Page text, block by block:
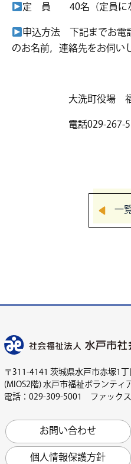
定 員 40名（定員にな
申込方法 下記までお電
のお名前，連絡先をお伺い
大洗町役場 福祉
電話029-267-5111
一
〒311-4141 茨城県水戸市赤塚1
(MIOS2階) 水戸市福祉ボランティ
電話：029-309-5001 ファック
お問い合わせ
個人情報保護方針